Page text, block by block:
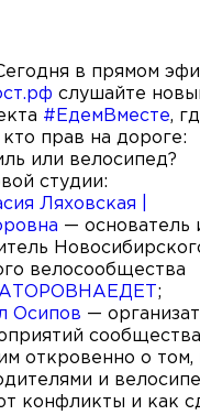
в прямом
слушайте
#ЕдемВместе,
прав на дороге:
или велосипед?
студии:
Ляховская |
— основатель
велосообщества
;
Осипов —
откровенно о том,
и
конфликты и как